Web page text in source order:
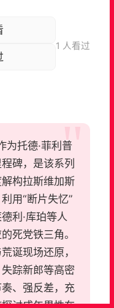
1 人看过
为托德·菲利普
碑，是该系列
构拉斯维加斯
用“断片失忆”
利·库珀等人
死党铁三角。
诞现场还原，
踪新郎等高密
、强反差，充
讨成年男性在